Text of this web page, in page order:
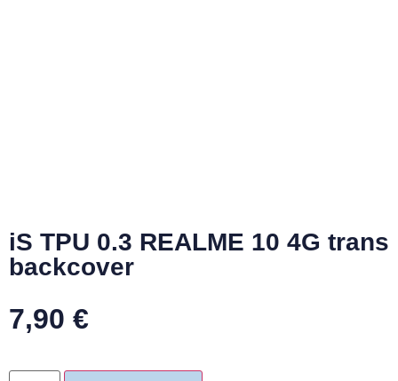
iS TPU 0.3 REALME 10 4G trans
backcover
7,90 €